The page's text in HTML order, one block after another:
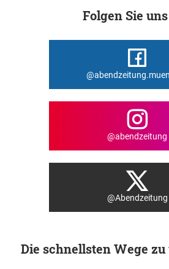
Folgen Sie
@abendzeitung
@Abendzeitung
Die schnellsten Wege